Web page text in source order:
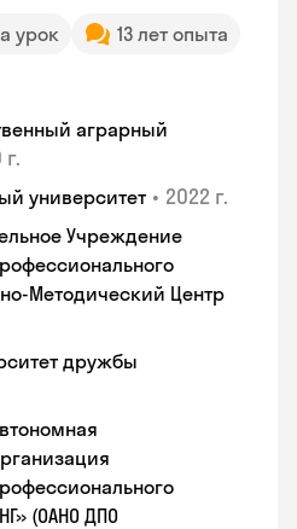
урок
13 лет опыта
аграрный
г.
университет • 2022 г.
Учреждение
Методический Центр
дружбы
(ОАНО ДПО